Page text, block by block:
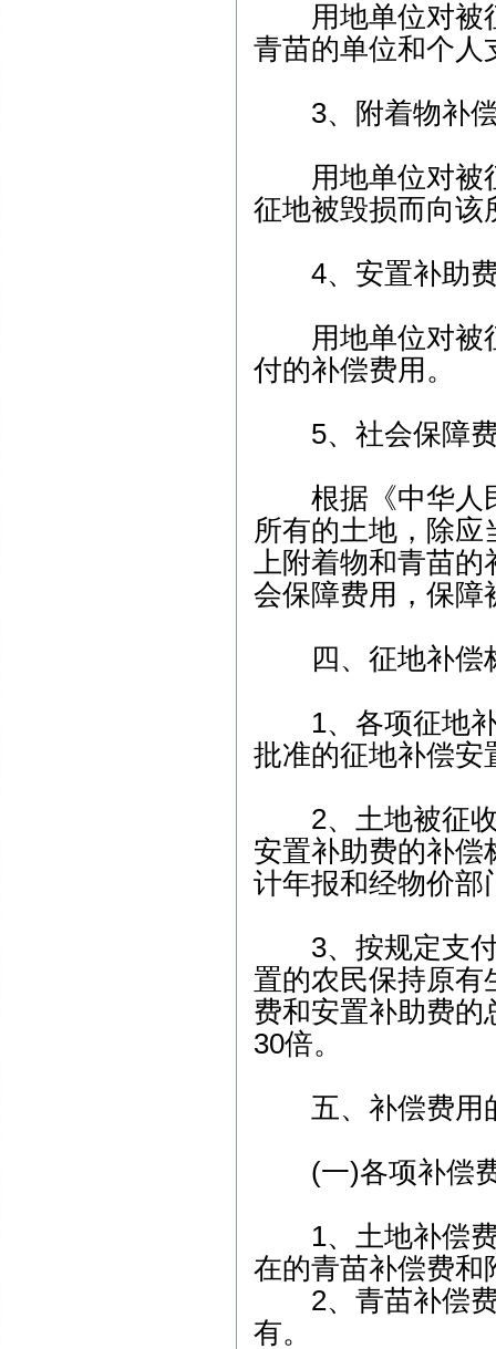
用地单位对被征
青苗的单位和个人
3、附着物补
用地单位对被征
征地被毁损而向该
4、安置补助
用地单位对被征
付的补偿费用。
5、社会保障费
根据《中华人民
所有的土地，除
上附着物和青苗
会保障费用，保障
四、征地补偿
1、各项征地补
批准的征地补偿安
2、土地被征收
安置补助费的补偿
计年报和经物价部
3、按规定支付
置的农民保持原有
费和安置补助费的
30倍。
五、补偿费用
(一)各项补偿费
1、土地补偿费
在的青苗补偿费和
2、青苗补偿费
有。